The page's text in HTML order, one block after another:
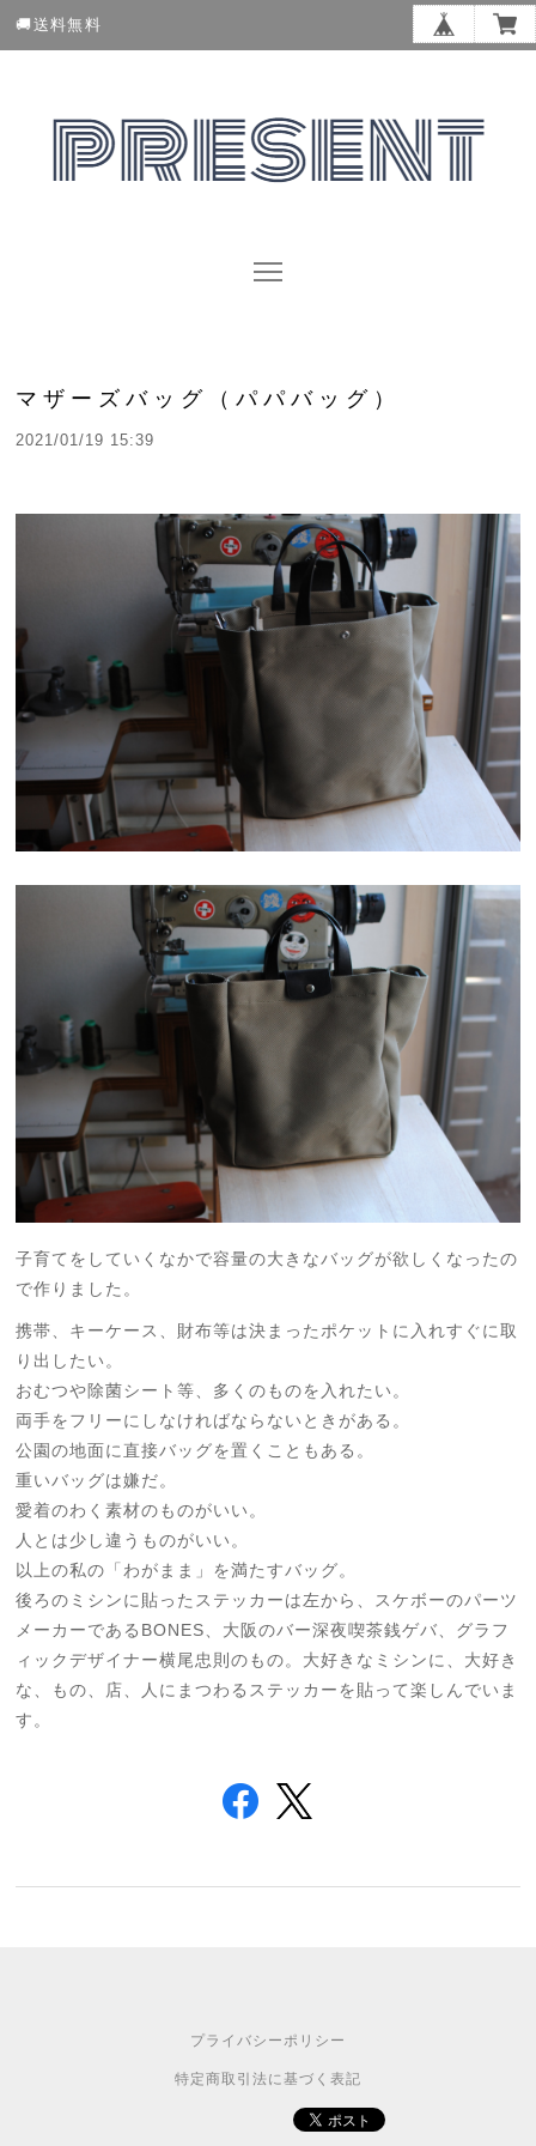
🚚送料無料
マザーズバッグ（パパバッグ）
2021/01/19 15:39
子育てをしていくなかで容量の大きなバッグが欲しくなったの
で作りました。
携帯、キーケース、財布等は決まったポケットに入れすぐに取
り出したい。
おむつや除菌シート等、多くのものを入れたい。
両手をフリーにしなければならないときがある。
公園の地面に直接バッグを置くこともある。
重いバッグは嫌だ。
愛着のわく素材のものがいい。
人とは少し違うものがいい。
以上の私の「わがまま」を満たすバッグ。
後ろのミシンに貼ったステッカーは左から、スケボーのパーツ
メーカーであるBONES、大阪のバー深夜喫茶銭ゲバ、グラフ
ィックデザイナー横尾忠則のもの。大好きなミシンに、大好き
な、もの、店、人にまつわるステッカーを貼って楽しんでいま
す。
プライバシーポリシー
特定商取引法に基づく表記